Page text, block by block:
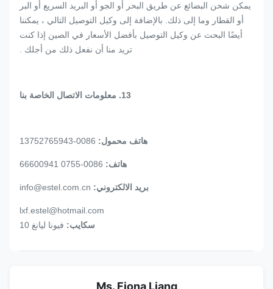
يمكن شحن البضائع عن طريق البحر أو الجو أو البريد السريع أو البر
أو القطار وما إلى ذلك. بالإضافة إلى وكيل التوصيل التالي ، يمكننا
أيضًا البحث عن وكيل التوصيل بأفضل الأسعار في الصين إذا كنت
تريد منا أن نفعل ذلك من أجلك .
13. معلومات الاتصال الخاصة بنا
هاتف محمول:
هاتف:
بريد الالكتروني: info@estel.com.cn
lxf.estel@hotmail.com
سكايب: فيونا ليانغ 10